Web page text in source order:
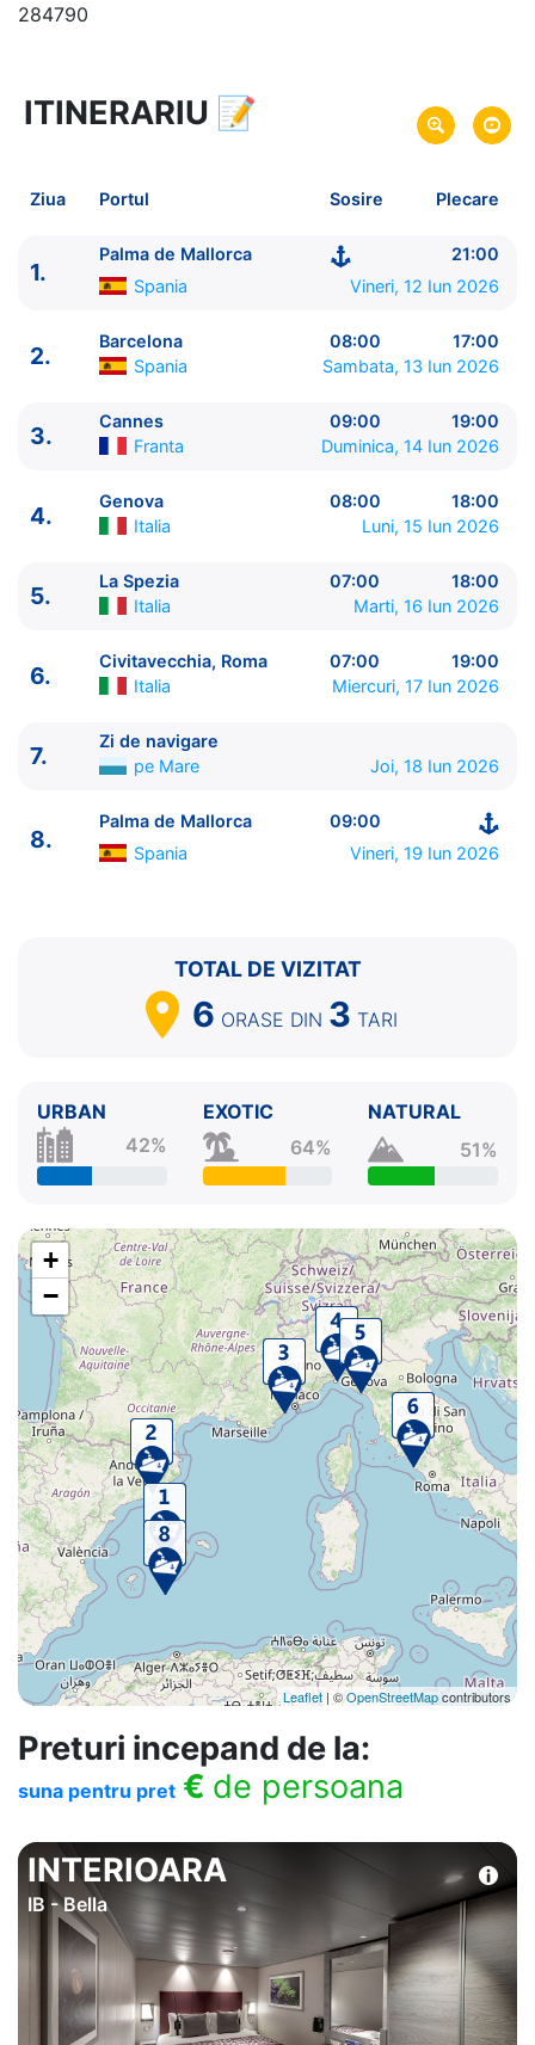
284790
8 zile vacanta de croaziera in
Marea Mediterana de Vest si Insulele Baleare -
link
Sosire pe 19 Iun 2026 in Palma de Mallorca, Spania
MSC Cruises
MSC Grandiosa★★★★★
ITINERARIU
Ziua | Portul | Sosire - Plecare
Palma de Mallorca
2.
Barcelona Spania
4.
Genova Italia 08:00 - 18:00
5.
La Spezia Italia
ITINERARIU 📝
Ziua Portul Sosire Plecare
1.
Palma de Mallorca
21:00
Spania
Vineri, 12 Iun 2026
2.
Barcelona 08:00
17:00
Spania
Sambata, 13 Iun 2026
3.
Cannes 09:00
19:00
Franta
Duminica, 14 Iun 2026
4.
Genova 08:00
18:00
Italia
Luni, 15 Iun 2026
5.
La Spezia 07:00
18:00
Italia
Marti, 16 Iun 2026
6.
Civitavecchia, Roma 07:00
19:00
Italia
Miercuri, 17 Iun 2026
7.
Zi de navigare
pe Mare
Joi, 18 Iun 2026
8.
Palma de Mallorca
09:00
Spania
Vineri, 19 Iun 2026
TOTAL DE VIZITAT
6 ORASE DIN 3 TARI
URBAN
42%
EXOTIC
64%
NATURAL
51%
+
−
Leaflet | ©OpenStreetMapcontributors
Preturi incepand de la:
suna pentru pret € de persoana
INTERIOARA
IB - Bella